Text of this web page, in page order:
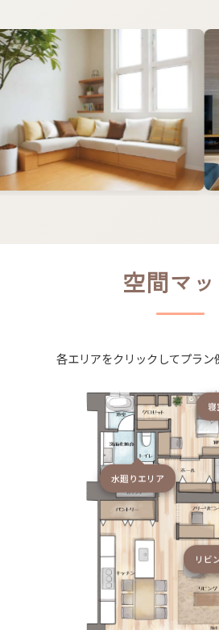
空間マ
各エリアを​クリックして​プラン
水廻りエリア
寝
リビ